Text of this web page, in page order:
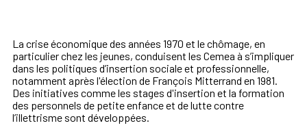
La crise économique des années 1970 et le chômage, en
particulier chez les jeunes, conduisent les Cemea à s’impliquer
dans les politiques d’insertion sociale et professionnelle,
notamment après l'élection de François Mitterrand en 1981.
Des initiatives comme les stages d'insertion et la formation
des personnels de petite enfance et de lutte contre
l’illettrisme sont développées.